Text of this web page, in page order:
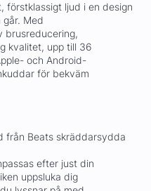
förstklassigt ljud i en design
Med
brusreducering,
kvalitet, upp till 36
och Android-
för bekväm
från Beats skräddarsydda
efter just din
uppsluka dig